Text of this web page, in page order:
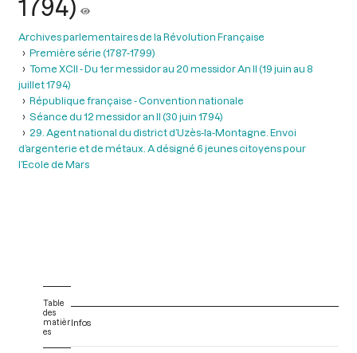
1794)
Archives parlementaires de la Révolution Française
Première série (1787-1799)
Tome XCII - Du 1er messidor au 20 messidor An II (19 juin au 8
juillet 1794)
République française - Convention nationale
Séance du 12 messidor an II (30 juin 1794)
29. Agent national du district d’Uzès-la-Montagne. Envoi
d’argenterie et de métaux. A désigné 6 jeunes citoyens pour
l’Ecole de Mars
Table
des
matièr
es
Infos